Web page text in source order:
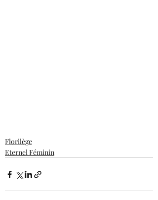
Florilège
Eternel Féminin